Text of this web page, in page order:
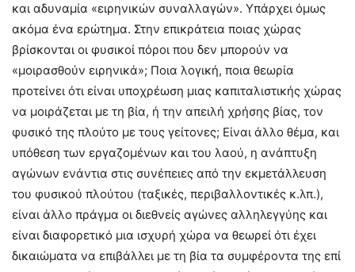
και αδυναμία «ειρηνικών συναλλαγών». Υπάρχει όμως
ακόμα ένα ερώτημα. Στην επικράτεια ποιας χώρας
βρίσκονται οι φυσικοί πόροι που δεν μπορούν να
«μοιρασθούν ειρηνικά»; Ποια λογική, ποια θεωρία
προτείνει ότι είναι υποχρέωση μιας καπιταλιστικής χώρας
να μοιράζεται με τη βία, ή την απειλή χρήσης βίας, τον
φυσικό της πλούτο με τους γείτονες; Είναι άλλο θέμα, και
υπόθεση των εργαζομένων και του λαού, η ανάπτυξη
αγώνων ενάντια στις συνέπειες από την εκμετάλλευση
του φυσικού πλούτου (ταξικές, περιβαλλοντικές κ.λπ.),
είναι άλλο πράγμα οι διεθνείς αγώνες αλληλεγγύης και
είναι διαφορετικό μια ισχυρή χώρα να θεωρεί ότι έχει
δικαιώματα να επιβάλλει με τη βία τα συμφέροντα της επί